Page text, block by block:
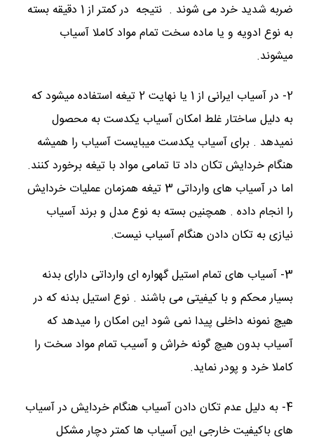
ضربه شدید خرد می شوند . نتیجه در کمتر از 1 دقیقه بسته
به نوع ادویه و یا ماده سخت تمام مواد کاملا آسیاب
میشوند.
2- در آسیاب ایرانی از 1 یا نهایت 2 تیغه استفاده میشود که
به دلیل ساختار غلط امکان آسیاب یکدست به محصول
نمیدهد . برای آسیاب یکدست میبایست آسیاب را همیشه
هنگام خردایش تکان داد تا تمامی مواد با تیغه برخورد کنند.
اما در آسیاب های وارداتی 3 تیغه همزمان عملیات خردایش
را انجام داده . همچنین بسته به نوع مدل و برند آسیاب
نیازی به تکان دادن هنگام آسیاب نیست.
3- آسیاب های تمام استیل گهواره ای وارداتی دارای بدنه
بسیار محکم و با کیفیتی می باشند . نوع استیل بدنه که در
هیچ نمونه داخلی پیدا نمی شود این امکان را میدهد که
آسیاب بدون هیچ گونه خراش و آسیب تمام مواد سخت را
کاملا خرد و پودر نماید.
4- به دلیل عدم تکان دادن آسیاب هنگام خردایش در آسیاب
های باکیفیت خارجی این آسیاب ها کمتر دچار مشکل